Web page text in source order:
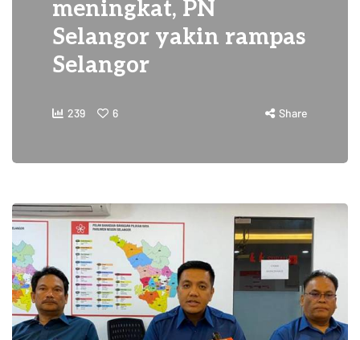
meningkat, PN
Selangor yakin rampas
Selangor
239 6 Share